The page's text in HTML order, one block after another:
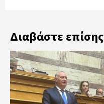
Διαβάστε επίσης